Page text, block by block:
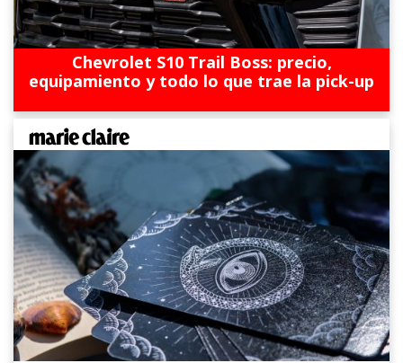
Chevrolet S10 Trail Boss: precio,
equipamiento y todo lo que trae la pick-up